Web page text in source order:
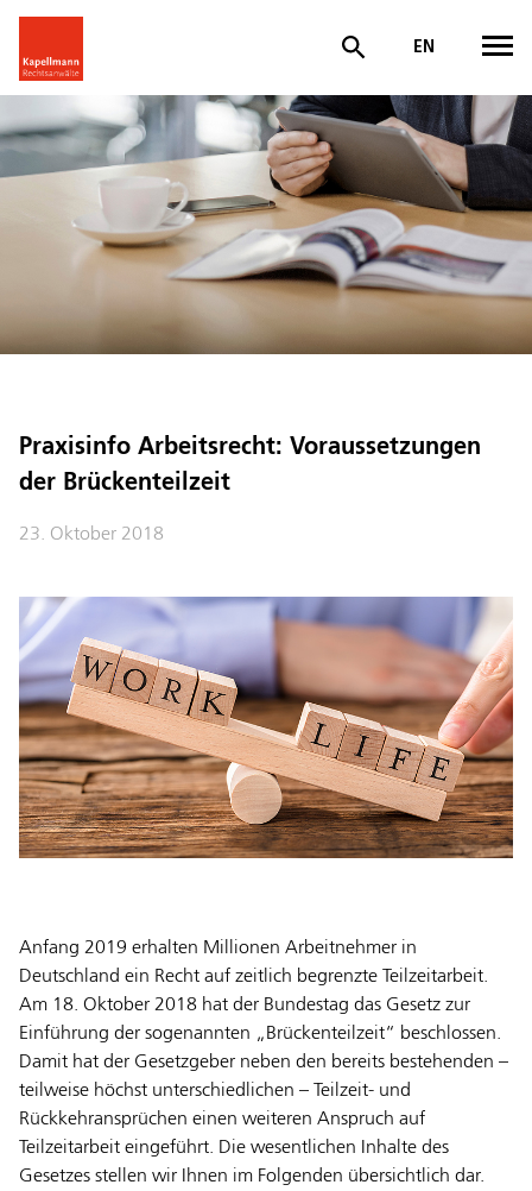
EN
Praxisinfo Arbeitsrecht: Voraussetzungen
der Brückenteilzeit
23. Oktober 2018
Anfang 2019 erhalten Millionen Arbeitnehmer in
Deutschland ein Recht auf zeitlich begrenzte Teilzeitarbeit.
Am 18. Oktober 2018 hat der Bundestag das Gesetz zur
Einführung der sogenannten „Brückenteilzeit“ beschlossen.
Damit hat der Gesetzgeber neben den bereits bestehenden –
teilweise höchst unterschiedlichen – Teilzeit- und
Rückkehransprüchen einen weiteren Anspruch auf
Teilzeitarbeit eingeführt. Die wesentlichen Inhalte des
Gesetzes stellen wir Ihnen im Folgenden übersichtlich dar.